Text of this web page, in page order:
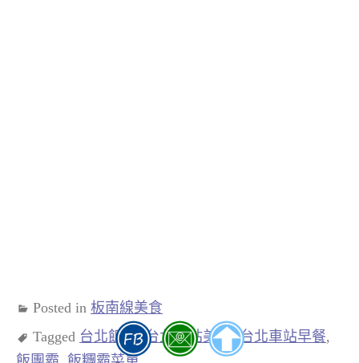
Posted in 板南線美食
Tagged 台北飯糰,台北車站美食 ,台北車站早餐,